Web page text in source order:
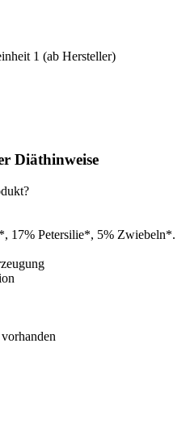
1 (ab Hersteller)
Diäthinweise
17% Petersilie*, 5% Zwiebeln*.